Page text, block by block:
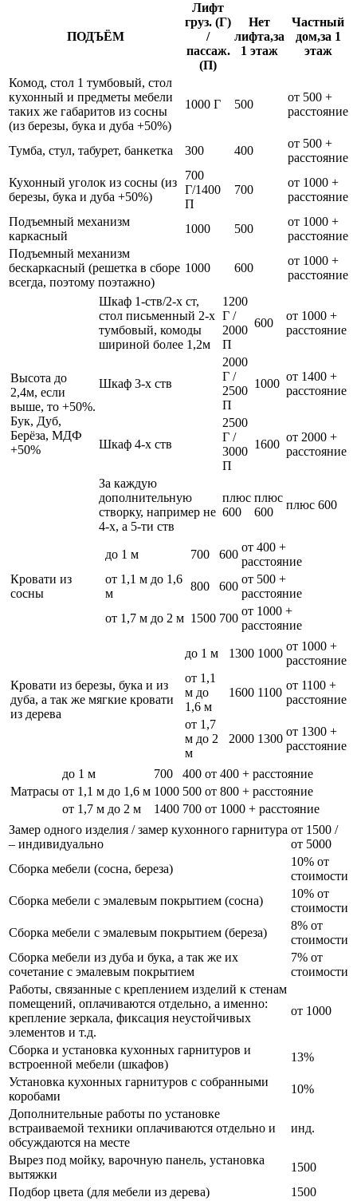
ПОДЪЁМ
Лифт
груз. (Г)
/
пассаж.
(П)
Нет
лифта,за
1 этаж
Частный
дом,за 1
этаж
Комод, стол 1 тумбовый, стол
кухонный и предметы мебели
таких же габаритов из сосны
(из березы, бука и дуба +50%)
1000 Г 500
от 500 +
расстояние
Тумба, стул, табурет, банкетка 300 400
от 500 +
расстояние
Кухонный уголок из сосны (из
березы, бука и дуба +50%)
700
Г/1400
П
700
от 1000 +
расстояние
Подъемный механизм
каркасный
1000 500
от 1000 +
расстояние
Подъемный механизм
бескаркасный (решетка в сборе
всегда, поэтому поэтажно)
1000 600
от 1000 +
расстояние
Высота до
2,4м, если
выше, то +50%.
Бук, Дуб,
Берёза, МДФ
+50%
Шкаф 1-ств/2-х ст,
стол письменный 2-х
тумбовый, комоды
шириной более 1,2м
1200
Г /
2000
П
600
от 1000 +
расстояние
Шкаф 3-х ств
2000
Г /
2500
П
1000
от 1400 +
расстояние
Шкаф 4-х ств
2500
Г /
3000
П
1600
от 2000 +
расстояние
За каждую
дополнительную
створку, например не
4-х, а 5-ти ств
плюс
600
плюс
600
плюс 600
Кровати из
сосны
до 1 м 700 600
от 400 +
расстояние
от 1,1 м до 1,6
м
800 600
от 500 +
расстояние
от 1,7 м до 2 м 1500 700
от 1000 +
расстояние
Кровати из березы, бука и из
дуба, а так же мягкие кровати
из дерева
до 1 м 1300 1000
от 1000 +
расстояние
от 1,1
м до
1,6 м
1600 1100
от 1100 +
расстояние
от 1,7
м до 2
м
2000 1300
от 1300 +
расстояние
Матрасы
до 1 м 700 400 от 400 + расстояние
от 1,1 м до 1,6 м 1000 500 от 800 + расстояние
от 1,7 м до 2 м
1400 700 от 1000 + расстояние
Замер одного изделия / замер кухонного гарнитура
– индивидуально
от 1500 /
от 5000
Сборка мебели (сосна, береза)
10% от
стоимости
Сборка мебели с эмалевым покрытием (сосна)
10% от
стоимости
Сборка мебели с эмалевым покрытием (береза)
8% от
стоимости
Сборка мебели из дуба и бука, а так же их
сочетание с эмалевым покрытием
7% от
стоимости
Работы, связанные с креплением изделий к стенам
помещений, оплачиваются отдельно, а именно:
крепление зеркала, фиксация неустойчивых
элементов и т.д.
от 1000
Сборка и установка кухонных гарнитуров и
встроенной мебели (шкафов)
13%
Установка кухонных гарнитуров с собранными
коробами
10%
Дополнительные работы по установке
встраиваемой техники оплачиваются отдельно и
обсуждаются на месте
инд.
Вырез под мойку, варочную панель, установка
вытяжки
1500
Подбор цвета (для мебели из дерева)
1500